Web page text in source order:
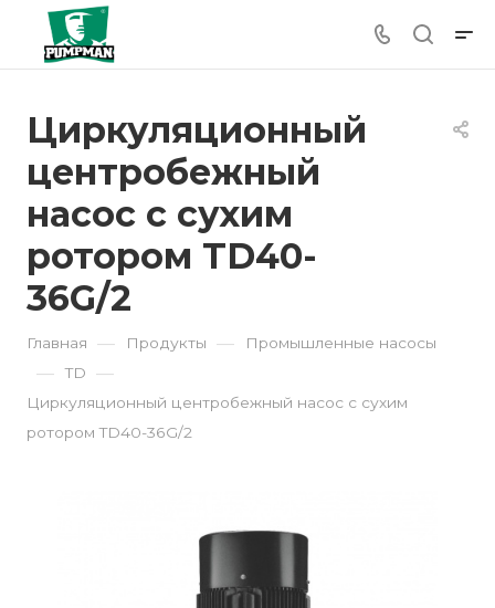
Циркуляционный
центробежный
насос с сухим
ротором TD40-
36G/2
Главная — Продукты — Промышленные насосы
— TD —
Циркуляционный центробежный насос с сухим
ротором TD40-36G/2